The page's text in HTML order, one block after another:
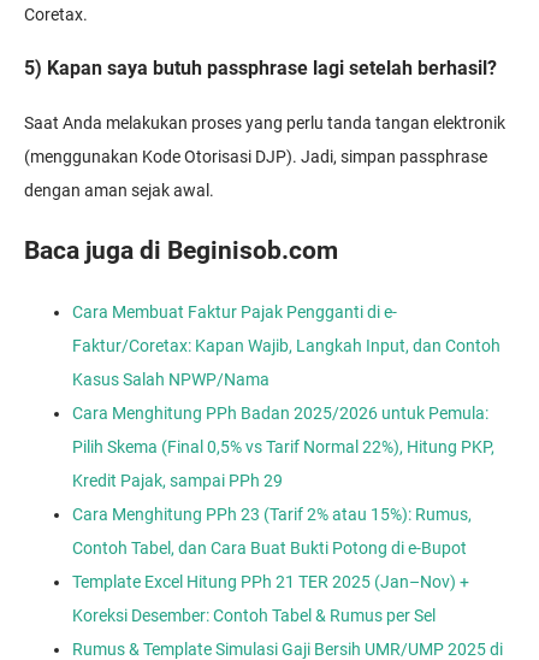
Coretax.
5) Kapan saya butuh passphrase lagi setelah berhasil?
Saat Anda melakukan proses yang perlu tanda tangan elektronik
(menggunakan Kode Otorisasi DJP). Jadi, simpan passphrase
dengan aman sejak awal.
Baca juga di Beginisob.com
Cara Membuat Faktur Pajak Pengganti di e-
Faktur/Coretax: Kapan Wajib, Langkah Input, dan Contoh
Kasus Salah NPWP/Nama
Cara Menghitung PPh Badan 2025/2026 untuk Pemula:
Pilih Skema (Final 0,5% vs Tarif Normal 22%), Hitung PKP,
Kredit Pajak, sampai PPh 29
Cara Menghitung PPh 23 (Tarif 2% atau 15%): Rumus,
Contoh Tabel, dan Cara Buat Bukti Potong di e-Bupot
Template Excel Hitung PPh 21 TER 2025 (Jan–Nov) +
Koreksi Desember: Contoh Tabel & Rumus per Sel
Rumus & Template Simulasi Gaji Bersih UMR/UMP 2025 di